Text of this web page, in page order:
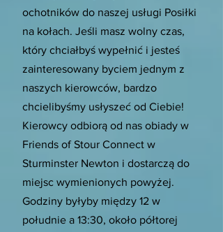
ochotników do naszej usługi Posiłki
na kołach. Jeśli masz wolny czas,
który chciałbyś wypełnić i jesteś
zainteresowany byciem jednym z
naszych kierowców, bardzo
chcielibyśmy usłyszeć od Ciebie!
Kierowcy odbiorą od nas obiady w
Friends of Stour Connect w
Sturminster Newton i dostarczą do
miejsc wymienionych powyżej.
Godziny byłyby między 12 w
południe a 13:30, około półtorej